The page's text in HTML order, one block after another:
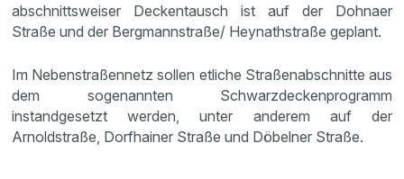
abschnittsweiser Deckentausch ist auf der Dohnaer
Straße und der Bergmannstraße/ Heynathstraße geplant.
Im Nebenstraßennetz sollen etliche Straßenabschnitte aus
dem sogenannten Schwarzdeckenprogramm
instandgesetzt werden, unter anderem auf der
Arnoldstraße, Dorfhainer Straße und Döbelner Straße.